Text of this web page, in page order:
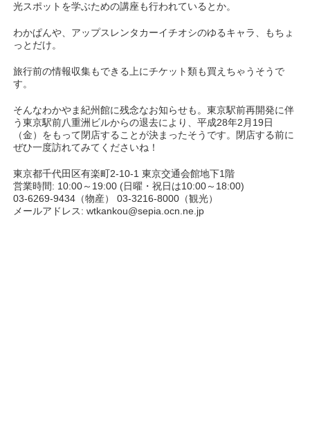
光スポットを学ぶための講座も行われているとか。
わかぱんや、アップスレンタカーイチオシのゆるキャラ、もちょ
っとだけ。
旅行前の情報収集もできる上にチケット類も買えちゃうそうで
す。
そんなわかやま紀州館に残念なお知らせも。東京駅前再開発に伴
う東京駅前八重洲ビルからの退去により、平成28年2月19日
（金）をもって閉店することが決まったそうです。閉店する前に
ぜひ一度訪れてみてくださいね！
東京都千代田区有楽町2-10-1 東京交通会館地下1階
営業時間: 10:00～19:00 (日曜・祝日は10:00～18:00)
03-6269-9434（物産） 03-3216-8000（観光）
メールアドレス: wtkankou@sepia.ocn.ne.jp